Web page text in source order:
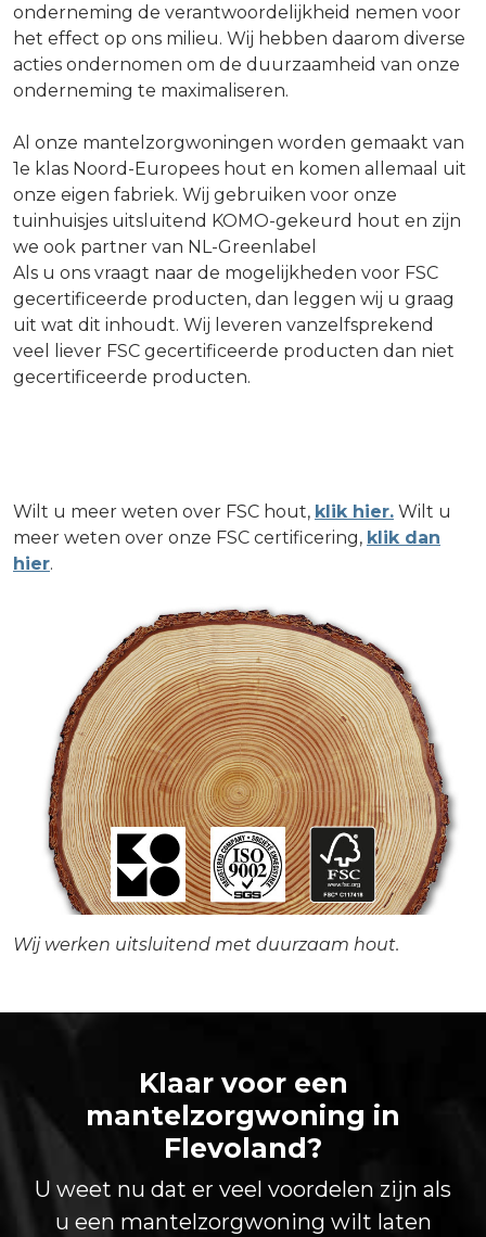
onderneming de verantwoordelijkheid nemen voor
het effect op ons milieu. Wij hebben daarom diverse
acties ondernomen om de duurzaamheid van onze
onderneming te maximaliseren.
Al onze mantelzorgwoningen worden gemaakt van
1e klas Noord-Europees hout en komen allemaal uit
onze eigen fabriek. Wij gebruiken voor onze
tuinhuisjes uitsluitend KOMO-gekeurd hout en zijn
we ook partner van NL-Greenlabel
Als u ons vraagt naar de mogelijkheden voor FSC
gecertificeerde producten, dan leggen wij u graag
uit wat dit inhoudt. Wij leveren vanzelfsprekend
veel liever FSC gecertificeerde producten dan niet
gecertificeerde producten.
Wilt u meer weten over FSC hout, klik hier. Wilt u
meer weten over onze FSC certificering, klik dan
hier.
Wij werken uitsluitend met duurzaam hout.
Klaar voor een
mantelzorgwoning in
Flevoland?
U weet nu dat er veel voordelen zijn als
u een mantelzorgwoning wilt laten